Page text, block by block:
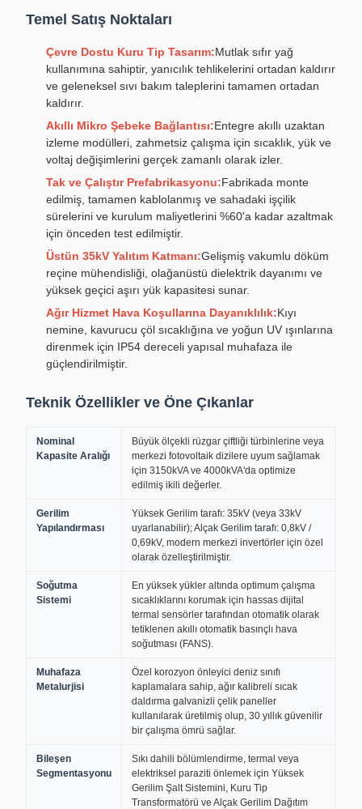
Temel Satış Noktaları
Çevre Dostu Kuru Tip Tasarım:Mutlak sıfır yağ
kullanımına sahiptir, yanıcılık tehlikelerini ortadan kaldırır
ve geleneksel sıvı bakım taleplerini tamamen ortadan
kaldırır.
Akıllı Mikro Şebeke Bağlantısı:Entegre akıllı uzaktan
izleme modülleri, zahmetsiz çalışma için sıcaklık, yük ve
voltaj değişimlerini gerçek zamanlı olarak izler.
Tak ve Çalıştır Prefabrikasyonu:Fabrikada monte
edilmiş, tamamen kablolanmış ve sahadaki işçilik
sürelerini ve kurulum maliyetlerini %60'a kadar azaltmak
için önceden test edilmiştir.
Üstün 35kV Yalıtım Katmanı:Gelişmiş vakumlu döküm
reçine mühendisliği, olağanüstü dielektrik dayanımı ve
yüksek geçici aşırı yük kapasitesi sunar.
Ağır Hizmet Hava Koşullarına Dayanıklılık:Kıyı
nemine, kavurucu çöl sıcaklığına ve yoğun UV ışınlarına
direnmek için IP54 dereceli yapısal muhafaza ile
güçlendirilmiştir.
Teknik Özellikler ve Öne Çıkanlar
Nominal
Kapasite Aralığı
Büyük ölçekli rüzgar çiftliği türbinlerine veya
merkezi fotovoltaik dizilere uyum sağlamak
için 3150kVA ve 4000kVA'da optimize
edilmiş ikili değerler.
Gerilim
Yapılandırması
Yüksek Gerilim tarafı: 35kV (veya 33kV
uyarlanabilir); Alçak Gerilim tarafı: 0,8kV /
0,69kV, modern merkezi invertörler için özel
olarak özelleştirilmiştir.
Soğutma
Sistemi
En yüksek yükler altında optimum çalışma
sıcaklıklarını korumak için hassas dijital
termal sensörler tarafından otomatik olarak
tetiklenen akıllı otomatik basınçlı hava
soğutması (FANS).
Muhafaza
Metalurjisi
Özel korozyon önleyici deniz sınıfı
kaplamalara sahip, ağır kalibreli sıcak
daldırma galvanizli çelik paneller
kullanılarak üretilmiş olup, 30 yıllık güvenilir
bir çalışma ömrü sağlar.
Bileşen
Segmentasyonu
Sıkı dahili bölümlendirme, termal veya
elektriksel paraziti önlemek için Yüksek
Gerilim Şalt Sistemini, Kuru Tip
Transformatörü ve Alçak Gerilim Dağıtım